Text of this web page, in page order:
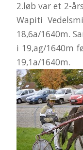
2.løb var et 2-
Wapiti
18,6a/1640m.
i 19,ag/1640m
19,1a/1640m.